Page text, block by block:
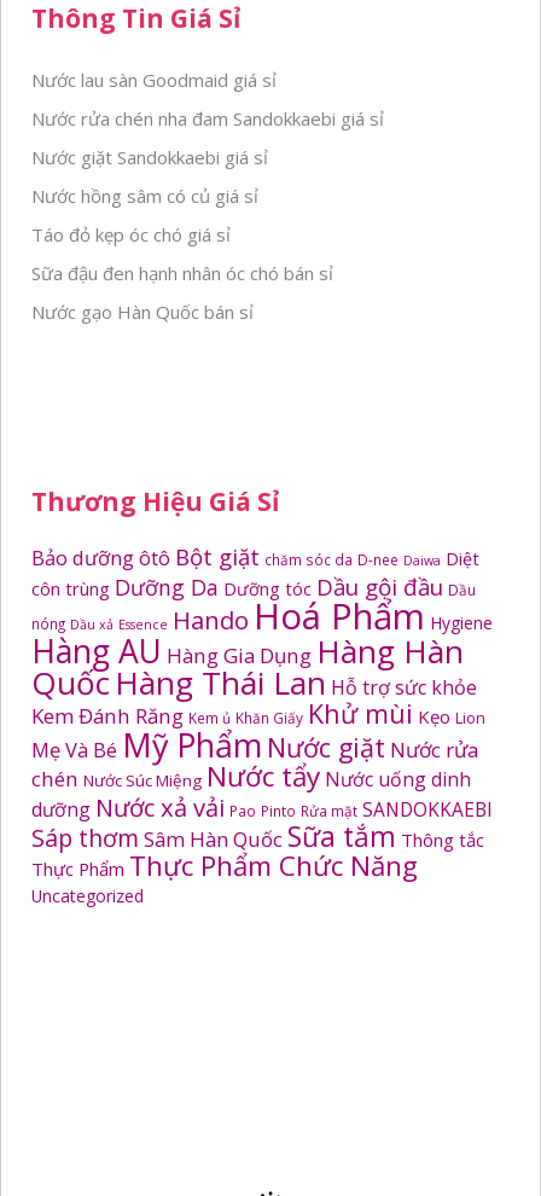
Thông Tin Giá Sỉ
Nước lau sàn Goodmaid giá sỉ
Nước rửa chén nha đam Sandokkaebi giá sỉ
Nước giặt Sandokkaebi giá sỉ
Nước hồng sâm có củ giá sỉ
Táo đỏ kẹp óc chó giá sỉ
Sữa đậu đen hạnh nhân óc chó bán sỉ
Nước gạo Hàn Quốc bán sỉ
Thương Hiệu Giá Sỉ
Bảo dưỡng ôtô Bột giặt chăm sóc da D-nee Daiwa Diệt
côn trùng Dưỡng Da Dưỡng tóc Dầu gội đầu Dầu
nóng Dầu xả Essence Hando Hoá Phẩm Hygiene
Hàng AU Hàng Gia Dụng Hàng Hàn
Quốc Hàng Thái Lan Hỗ trợ sức khỏe
Kem Đánh Răng Kem ủ Khăn Giấy Khử mùi Kẹo Lion
Mẹ Và Bé Mỹ Phẩm Nước giặt Nước rửa
chén Nước Súc Miệng Nước tẩy Nước uống dinh
dưỡng Nước xả vải Pao Pinto Rửa mặt SANDOKKAEBI
Sáp thơm Sâm Hàn Quốc Sữa tắm Thông tắc
Thực Phẩm Thực Phẩm Chức Năng
Uncategorized